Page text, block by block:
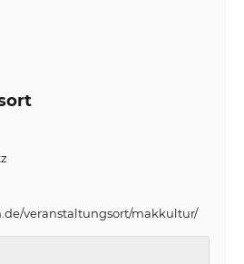
veranstaltungsort/makkultur/